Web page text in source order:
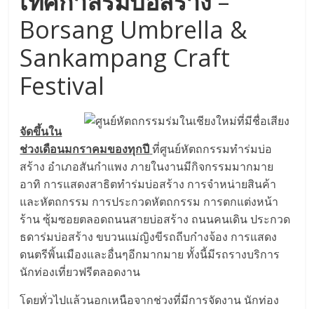
Borsang Umbrella &
Sankampang Craft
Festival
จัดขึ้นใน
ช่วงเดือนมกราคมของทุกปี ที่ศูนย์หัตถกรรมทำร่มบ่อ
สร้าง อำเภอสันกำแพง ภายในงานมีกิจกรรมมากมาย
อาทิ การแสดงสาธิตทำร่มบ่อสร้าง การจำหน่ายสินค้า
และหัตถกรรม การประกวดหัตถกรรม การตกแต่งหน้า
ร้าน ซุ้มซอยตลอดถนนสายบ่อสร้าง ถนนคนเดิน ประกวด
ธดาร่มบ่อสร้าง ขบวนแม่ญิงขีรถถีบก๋างจ้อง การแสดง
ดนตรีพิ้นเมืองและอื่นๆอีกมากมาย ทั้งนี้มีรถรางบริการ
นักท่องเที่ยวฟรีตลอดงาน
โดยทั่วไปแล้วนอกเหนือจากช่วงที่มีการจัดงาน นักท่อง